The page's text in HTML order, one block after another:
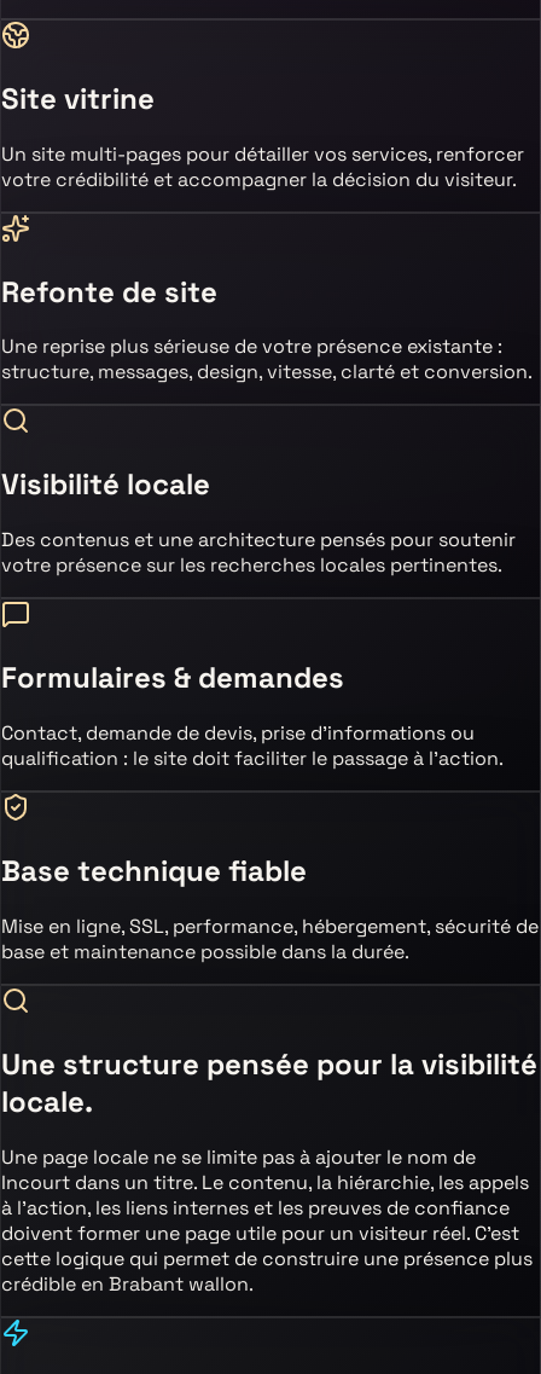
Site vitrine
Un site multi-pages pour détailler vos services, renforcer
votre crédibilité et accompagner la décision du visiteur.
Refonte de site
Une reprise plus sérieuse de votre présence existante :
structure, messages, design, vitesse, clarté et conversion.
Visibilité locale
Des contenus et une architecture pensés pour soutenir
votre présence sur les recherches locales pertinentes.
Formulaires & demandes
Contact, demande de devis, prise d’informations ou
qualification : le site doit faciliter le passage à l’action.
Base technique fiable
Mise en ligne, SSL, performance, hébergement, sécurité de
base et maintenance possible dans la durée.
Une structure pensée pour la visibilité
locale.
Une page locale ne se limite pas à ajouter le nom de
Incourt dans un titre. Le contenu, la hiérarchie, les appels
à l’action, les liens internes et les preuves de confiance
doivent former une page utile pour un visiteur réel. C’est
cette logique qui permet de construire une présence plus
crédible en Brabant wallon.